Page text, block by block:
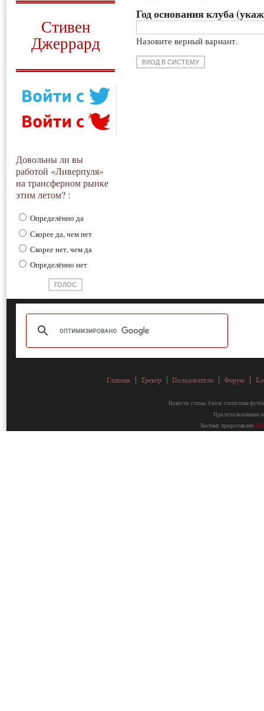
Стивен
Джеррард
Довольны ли вы
работой «Ливерпуля»
на трансферном рынке
этим летом? :
Определённо да
Скорее да, чем нет
Скорее нет, чем да
Определённо нет
Год основания клуба
Назовите верный вариант.
Главная Трекер Пользователи Форум
Новости, статьи, блоги, статистика
При использовании
Хостинг предоставлен